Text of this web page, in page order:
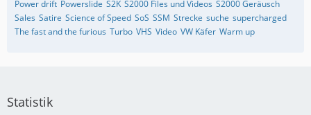
Power drift Powerslide S2K S2000 Files und Videos S2000 Geräusch
Sales Satire Science of Speed SoS SSM Strecke suche supercharged
The fast and the furious Turbo VHS Video VW Käfer Warm up
Statistik